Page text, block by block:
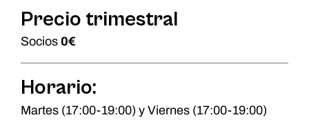
Precio trimestral
Socios 0€
Horario:
Martes (17:00-19:00) y Viernes (17:00-19:00)